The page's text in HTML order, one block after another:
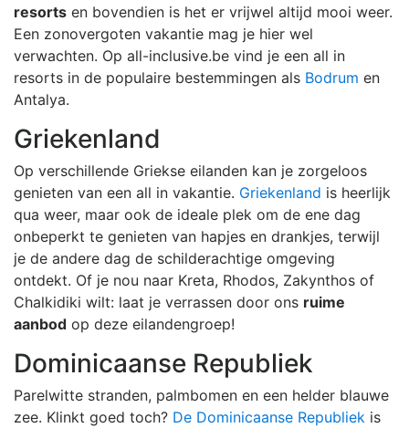
resorts en bovendien is het er vrijwel altijd mooi weer.
Een zonovergoten vakantie mag je hier wel
verwachten. Op all-inclusive.be vind je een all in
resorts in de populaire bestemmingen als Bodrum en
Antalya.
Griekenland
Op verschillende Griekse eilanden kan je zorgeloos
genieten van een all in vakantie. Griekenland is heerlijk
qua weer, maar ook de ideale plek om de ene dag
onbeperkt te genieten van hapjes en drankjes, terwijl
je de andere dag de schilderachtige omgeving
ontdekt. Of je nou naar Kreta, Rhodos, Zakynthos of
Chalkidiki wilt: laat je verrassen door ons ruime
aanbod op deze eilandengroep!
Dominicaanse Republiek
Parelwitte stranden, palmbomen en een helder blauwe
zee. Klinkt goed toch? De Dominicaanse Republiek is